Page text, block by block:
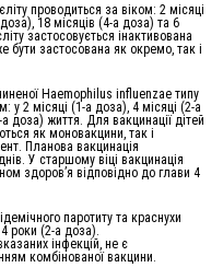
проводиться за віком: 2 місяці
18 місяців (4-а доза) та 6
застосовується інактивована
бути застосована як окремо, так і
Haemophilus influenzae типу
у 2 місяці (1-а доза), 4 місяці (2-а
доза) життя. Для вакцинації дітей
як моновакцини, так і
Планова вакцинація
У старшому віці вакцинація
здоров’я відповідно до глави 4
паротиту та краснухи
4 роки (2-а доза).
інфекцій, не є
комбінованої вакцини.